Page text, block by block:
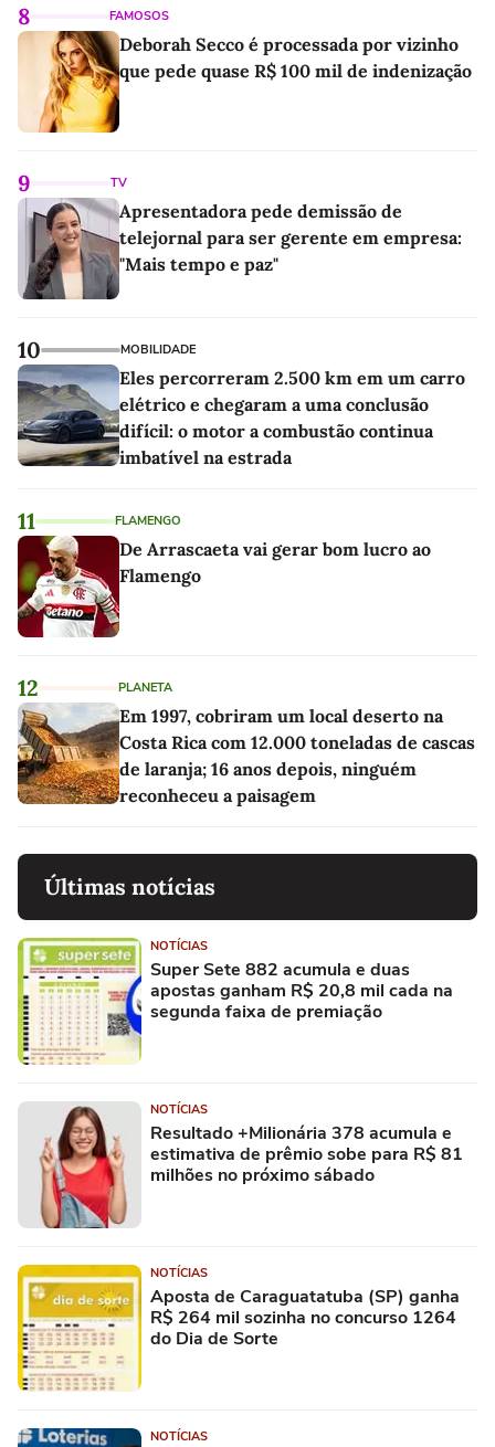
8 FAMOSOS
Deborah Secco é processada por vizinho
que pede quase R$ 100 mil de indenização
9 TV
Apresentadora pede demissão de
telejornal para ser gerente em empresa:
"Mais tempo e paz"
10 MOBILIDADE
Eles percorreram 2.500 km em um carro
elétrico e chegaram a uma conclusão
difícil: o motor a combustão continua
imbatível na estrada
11 FLAMENGO
De Arrascaeta vai gerar bom lucro ao
Flamengo
12 PLANETA
Em 1997, cobriram um local deserto na
Costa Rica com 12.000 toneladas de cascas
de laranja; 16 anos depois, ninguém
reconheceu a paisagem
Últimas notícias
NOTÍCIAS
Super Sete 882 acumula e duas
apostas ganham R$ 20,8 mil cada na
segunda faixa de premiação
NOTÍCIAS
Resultado +Milionária 378 acumula e
estimativa de prêmio sobe para R$ 81
milhões no próximo sábado
NOTÍCIAS
Aposta de Caraguatatuba (SP) ganha
R$ 264 mil sozinha no concurso 1264
do Dia de Sorte
NOTÍCIAS